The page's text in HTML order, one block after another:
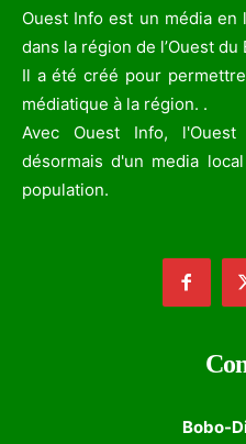
Ouest Info est un média
dans la région de l’Ouest du
Il a été créé pour
médiatique à la région. .
Avec Ouest Info,
désormais d'un media
population.
Bobo-